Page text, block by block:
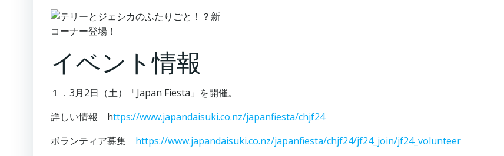
イベント情報
１．3月2日（土）「Japan Fiesta」を開催。
詳しい情報 https://www.japandaisuki.co.nz/japanfiesta/chjf24
ボランティア募集 https://www.japandaisuki.co.nz/japanfiesta/chjf24/jf24_join/jf24_volunteer